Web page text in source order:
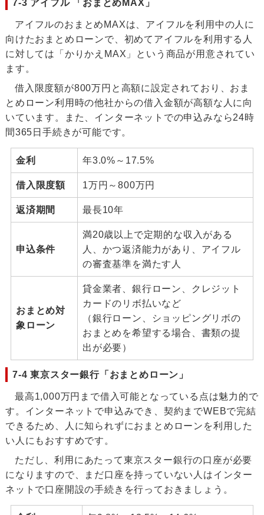
7-3 アイフル 「おまとめMAX」
アイフルのおまとめMAXは、アイフルを利用中の人に
向けたおまとめローンで、初めてアイフルを利用する人
に対しては「かりかえMAX」という商品が用意されてい
ます。
借入限度額が800万円と高額に設定されており、おま
とめローン利用時の他社からの借入金額が高額な人に向
いています。また、インターネットでの申込みなら24時
間365日手続きが可能です。
金利 年3.0%～17.5%
借入限度額 1万円～800万円
返済期間 最長10年
申込条件
満20歳以上で定期的な収入がある
人、かつ返済能力があり、アイフル
の審査基準を満たす人
おまとめ対
象ローン
貸金業者、銀行ローン、クレジット
カードのリボ払いなど
（銀行ローン、ショッピングリボの
おまとめを希望する場合、書類の提
出が必要）
7-4 東京スター銀行「おまとめローン」
最高1,000万円まで借入可能となっている点は魅力的で
す。インターネットで申込みでき、契約までWEBで完結
できるため、人に知られずにおまとめローンを利用した
い人にもおすすめです。
ただし、利用にあたって東京スター銀行の口座が必要
になりますので、まだ口座を持っていない人はインター
ネットで口座開設の手続きを行っておきましょう。